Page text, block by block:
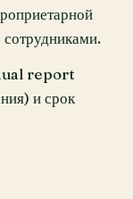
report
и срок